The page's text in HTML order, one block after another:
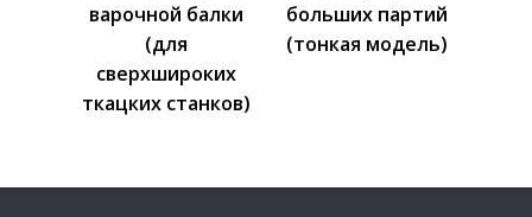
больших партий
(тонкая модель)
деформации с
монтажным